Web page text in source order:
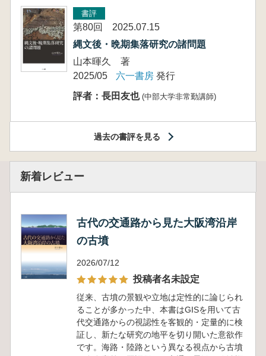
書評
第80回 2025.07.15
縄文後・晩期集落研究の諸問題
山本暉久 著
2025/05
六一書房 発行
評者：長田友也 (中部大学非常勤講師)
過去の書評を見る
新着レビュー
古代の交通路から見た大阪湾沿岸
の古墳
2026/07/12
投稿者名未設定
従来、古墳の景観や立地は定性的に論じられ
ることが多かった中、本書はGISを用いて古
代交通路からの視認性を客観的・定量的に検
証し、新たな研究の地平を切り開いた意欲作
です。海路・陸路という異なる視点から古墳